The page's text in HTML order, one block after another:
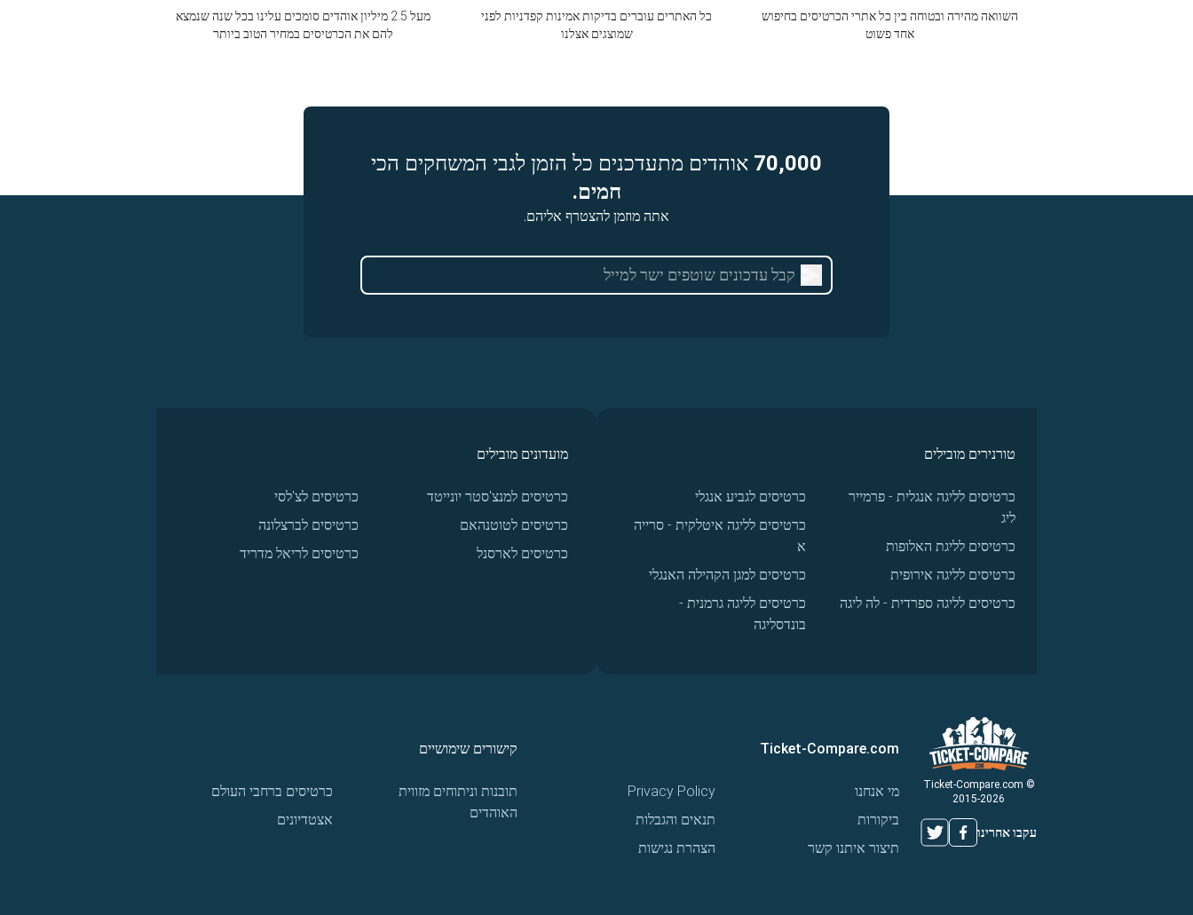
כל האתרים עוברים בדיקות אמינות קפדניות לפני
שמוצגים אצלנו
השוואה מהירה ובטוחה בין כל אתרי הכרטיסים בחיפוש
אחד פשוט
מעל 2.5 מיליון אוהדים סומכים עלינו בכל שנה שנמצא
להם את הכרטיסים במחיר הטוב ביותר
70,000 אוהדים מתעדכנים כל הזמן לגבי המשחקים הכי
חמים.
אתה מוזמן להצטרף אליהם.
טורנירים מובילים
כרטיסים לליגה אנגלית - פרמייר
ליג
כרטיסים לליגת האלופות
כרטיסים לליגה אירופית
כרטיסים לליגה ספרדית - לה ליגה
כרטיסים לגביע אנגלי
כרטיסים לליגה איטלקית - סרייה
א
כרטיסים למגן הקהילה האנגלי
כרטיסים לליגה גרמנית -
בונדסליגה
מועדונים מובילים
כרטיסים למנצ'סטר יונייטד
כרטיסים לטוטנהאם
כרטיסים לארסנל
כרטיסים לצ'לסי
כרטיסים לברצלונה
כרטיסים לריאל מדריד
© Ticket-Compare.com
2015-2026
עקבו אחרינו
Ticket-Compare.com
מי אנחנו
ביקורות
תיצור איתנו קשר
Privacy Policy
תנאים והגבלות
הצהרת נגישות
קישורים שימושיים
תובנות וניתוחים מזווית
האוהדים
כרטיסים ברחבי העולם
אצטדיונים